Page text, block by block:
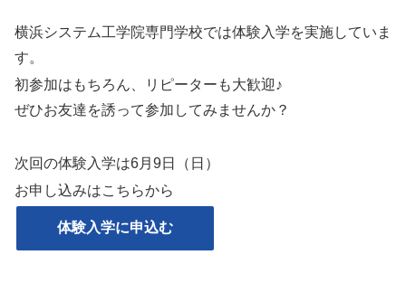
横浜システム工学院専門学校では体験入学を実施していま
す。
初参加はもちろん、リピーターも大歓迎♪
ぜひお友達を誘って参加してみませんか？
次回の体験入学は6月9日（日）
お申し込みはこちらから
体験入学に申込む